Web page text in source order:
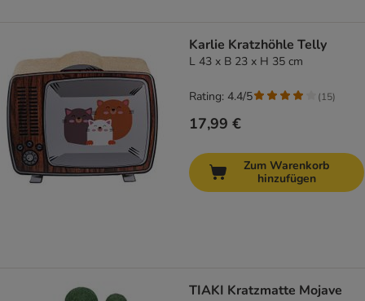
Karlie Kratzhöhle Telly
L 43 x B 23 x H 35 cm
17,99 €
Rating: 4.4/5 (15)
Zum Warenkorb
hinzufügen
TIAKI Kratzmatte Mojave